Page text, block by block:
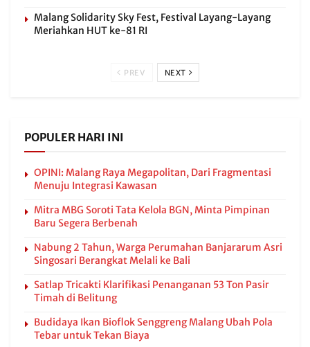
Malang Solidarity Sky Fest, Festival Layang-Layang
Meriahkan HUT ke-81 RI
PREV NEXT
POPULER HARI INI
OPINI: Malang Raya Megapolitan, Dari Fragmentasi
Menuju Integrasi Kawasan
Mitra MBG Soroti Tata Kelola BGN, Minta Pimpinan
Baru Segera Berbenah
Nabung 2 Tahun, Warga Perumahan Banjararum Asri
Singosari Berangkat Melali ke Bali
Satlap Tricakti Klarifikasi Penanganan 53 Ton Pasir
Timah di Belitung
Budidaya Ikan Bioflok Senggreng Malang Ubah Pola
Tebar untuk Tekan Biaya